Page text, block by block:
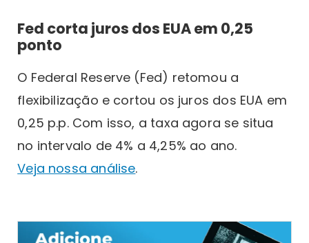
Fed corta juros dos EUA em 0,25
ponto
O Federal Reserve (Fed) retomou a
flexibilização e cortou os juros dos EUA em
0,25 p.p. Com isso, a taxa agora se situa
no intervalo de 4% a 4,25% ao ano.
Veja nossa análise.